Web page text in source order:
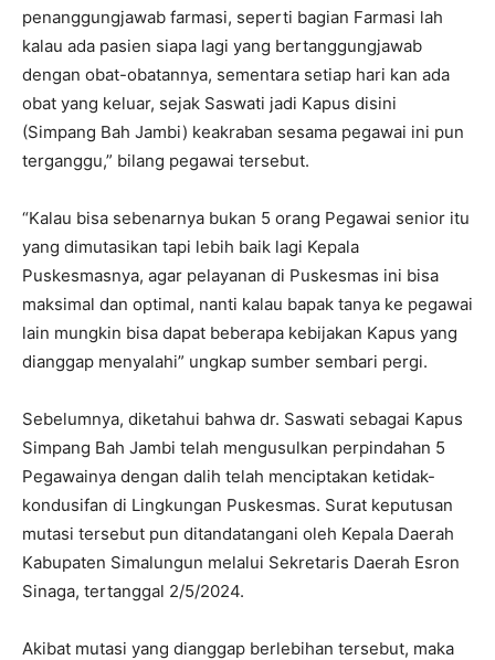
penanggungjawab farmasi, seperti bagian Farmasi lah
kalau ada pasien siapa lagi yang bertanggungjawab
dengan obat-obatannya, sementara setiap hari kan ada
obat yang keluar, sejak Saswati jadi Kapus disini
(Simpang Bah Jambi) keakraban sesama pegawai ini pun
terganggu,” bilang pegawai tersebut.
“Kalau bisa sebenarnya bukan 5 orang Pegawai senior itu
yang dimutasikan tapi lebih baik lagi Kepala
Puskesmasnya, agar pelayanan di Puskesmas ini bisa
maksimal dan optimal, nanti kalau bapak tanya ke pegawai
lain mungkin bisa dapat beberapa kebijakan Kapus yang
dianggap menyalahi” ungkap sumber sembari pergi.
Sebelumnya, diketahui bahwa dr. Saswati sebagai Kapus
Simpang Bah Jambi telah mengusulkan perpindahan 5
Pegawainya dengan dalih telah menciptakan ketidak-
kondusifan di Lingkungan Puskesmas. Surat keputusan
mutasi tersebut pun ditandatangani oleh Kepala Daerah
Kabupaten Simalungun melalui Sekretaris Daerah Esron
Sinaga, tertanggal 2/5/2024.
Akibat mutasi yang dianggap berlebihan tersebut, maka